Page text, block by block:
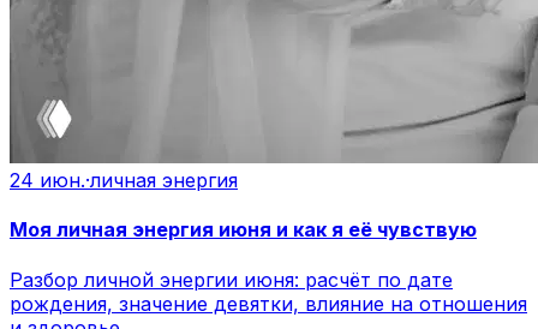
24 июн.·личная энергия
Моя личная энергия июня и как я её чувствую
Разбор личной энергии июня: расчёт по дате
рождения, значение девятки, влияние на отношения